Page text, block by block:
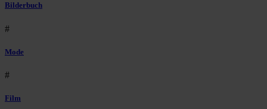
Bilderbuch
#
Mode
#
Film